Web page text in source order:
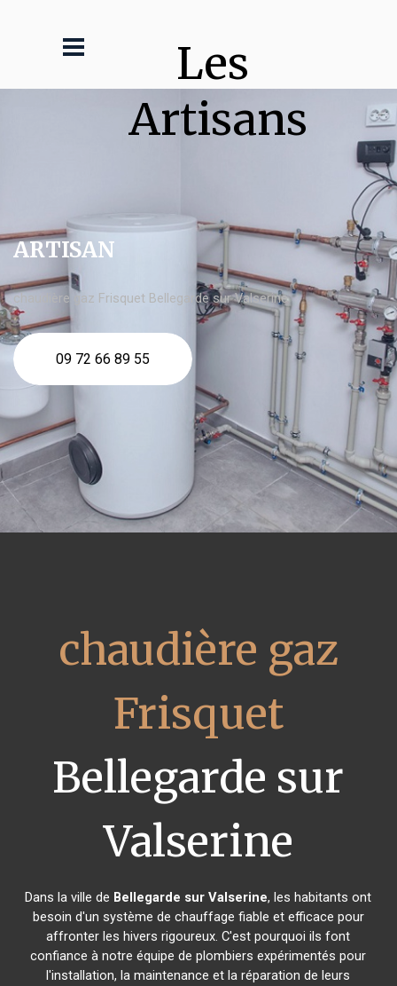
Les
Artisans
ARTISAN
chaudière gaz Frisquet Bellegarde sur Valserine
09 72 66 89 55
chaudière gaz
Frisquet
Bellegarde sur
Valserine
Dans la ville de Bellegarde sur Valserine, les habitants ont
besoin d'un système de chauffage fiable et efficace pour
affronter les hivers rigoureux. C'est pourquoi ils font
confiance à notre équipe de plombiers expérimentés pour
l'installation, la maintenance et la réparation de leurs